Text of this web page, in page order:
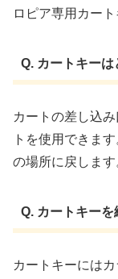
ロピア専用カー
Q. カートキーは
カートの差し込
トを使用できま
の場所に戻します
Q. カートキー
カートキーには